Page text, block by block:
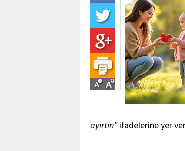
ayırtın"ifadelerine yer